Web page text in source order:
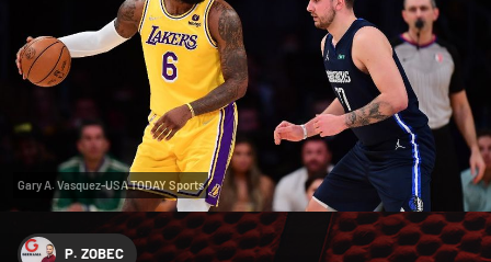
Gary A. Vasquez-USA TODAY Sports
P. ZOBEC